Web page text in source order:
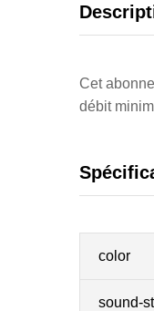
Cet
débit
color
sound-